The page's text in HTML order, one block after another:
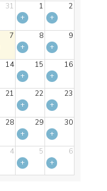
31 1
2
+
+
7 8
9
+
+
14 15
16
+
+
21 22
23
+
+
28 29
30
+
+
4 5
6
+ +